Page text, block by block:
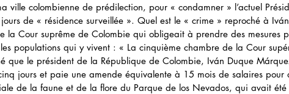
ville colombienne de prédilection, pour « condamner » l’actuel
de « résidence surveillée ». Quel est le « crime » reproché à
la Cour suprême de Colombie qui obligeait à prendre des mesures
populations qui y vivent : « La cinquième chambre de la Cour
que le président de la République de Colombie, Iván Duque
jours et paie une amende équivalente à 15 mois de salaires pour
de la faune et de la flore du Parque de los Nevados, qui avait été